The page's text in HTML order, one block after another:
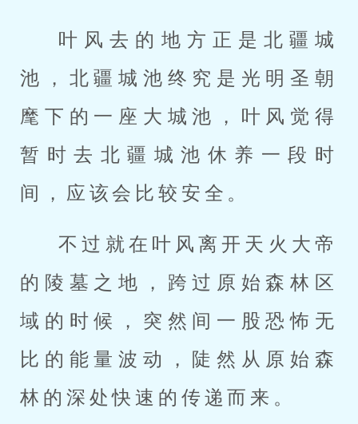
叶风去的地方正是北疆城
池，北疆城池终究是光明圣朝
麾下的一座大城池，叶风觉得
暂时去北疆城池休养一段时
间，应该会比较安全。
不过就在叶风离开天火大帝
的陵墓之地，跨过原始森林区
域的时候，突然间一股恐怖无
比的能量波动，陡然从原始森
林的深处快速的传递而来。